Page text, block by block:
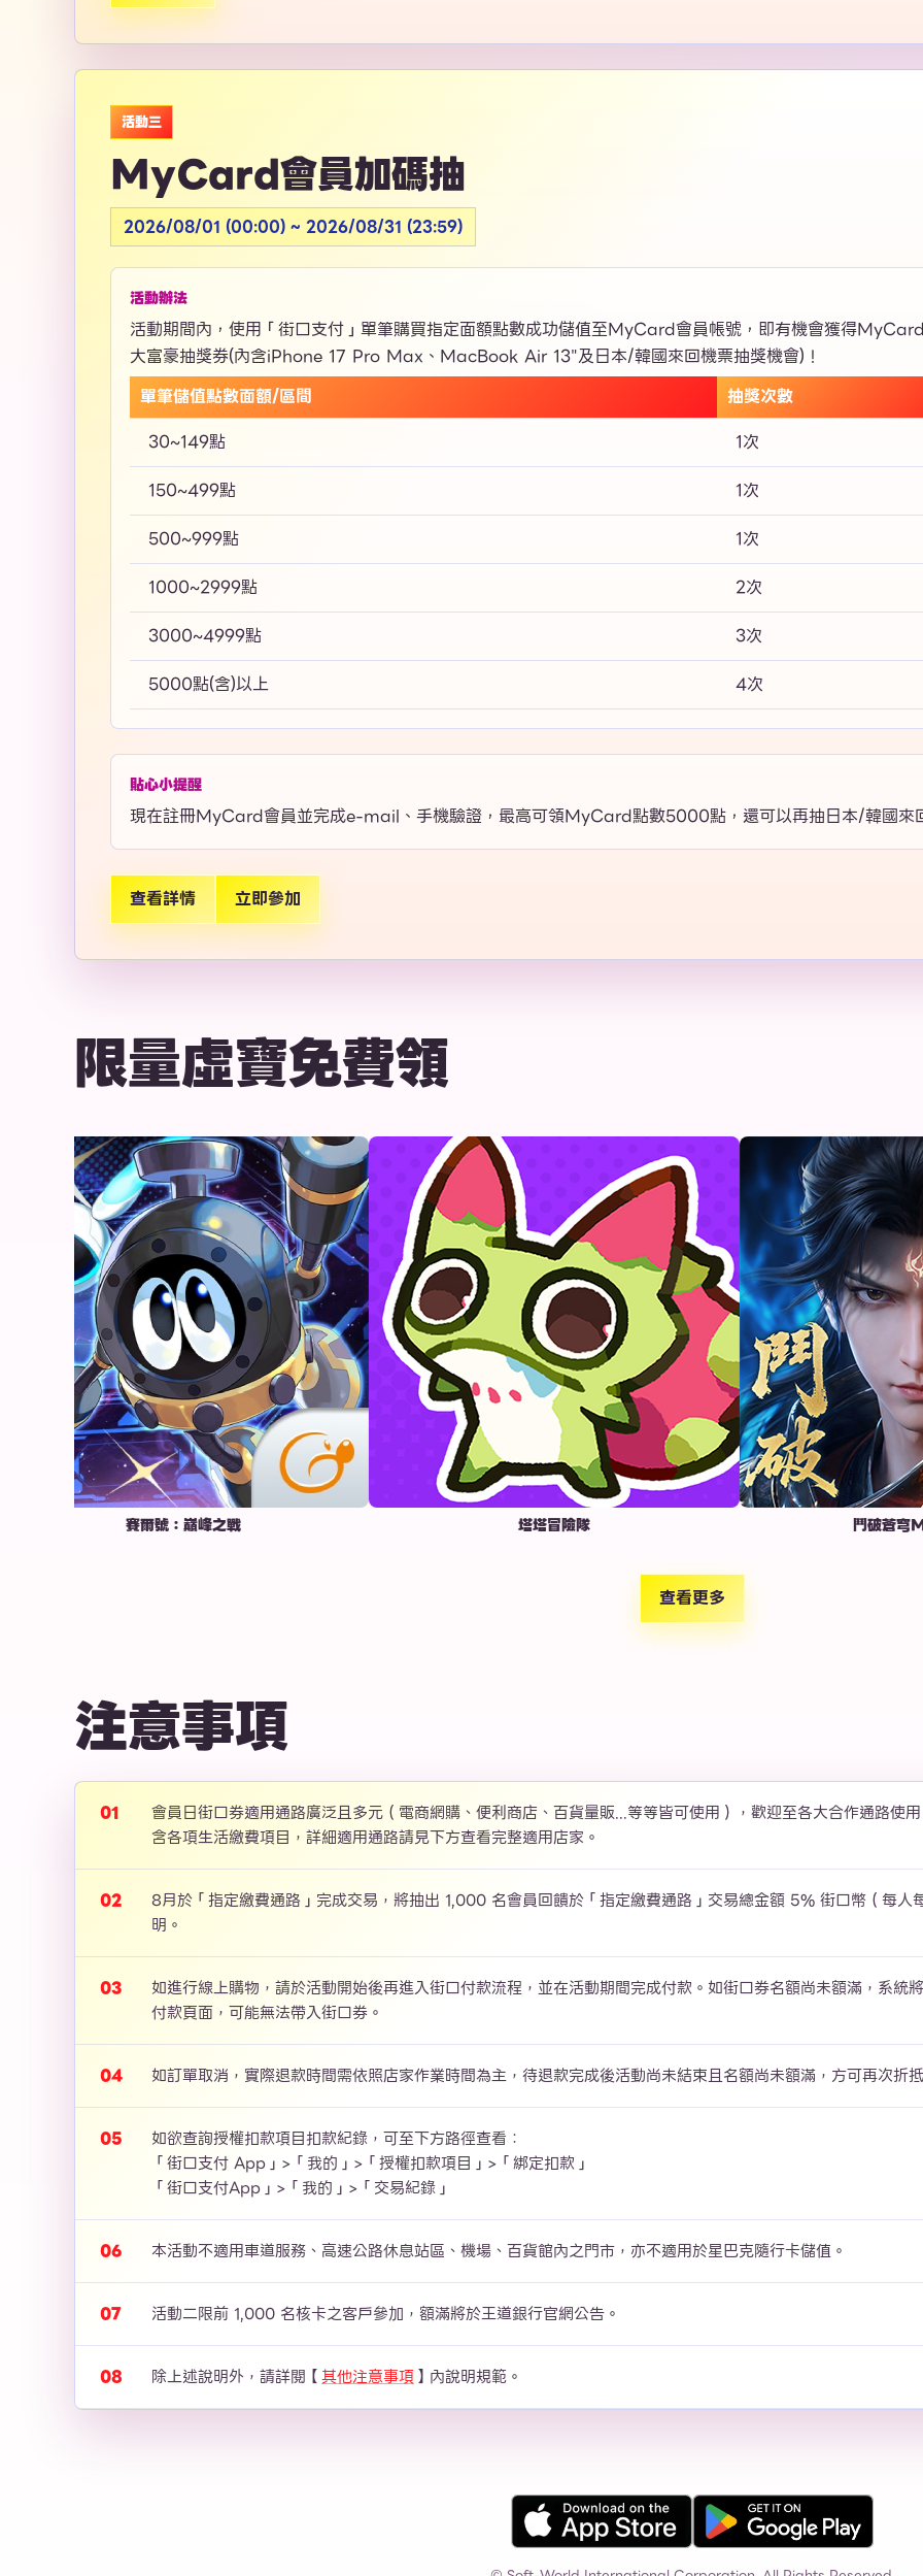
活動三
MyCard會員加碼抽
2026/08/01 (00:00) ~ 2026/08/31 (23:59)
活動辦法
活動期間內，使用「街口支付」單筆購買指定面額點數成功儲值至MyCard會員帳號，即有機會獲得
大富豪抽獎券(內含iPhone 17 Pro Max、MacBook Air 13"及日本/韓國來回機票抽獎機會)！
單筆儲值點數面額/區間
抽獎次數
30~149點
1次
150~499點
1次
500~999點
1次
1000~2999點
2次
3000~4999點
3次
5000點(含)以上
4次
貼心小提醒
現在註冊MyCard會員並完成e-mail、手機驗證 ，最高可領MyCard點數5000點 ，還可以再抽日本/韓國來
查看詳情 立即參加
限量虛寶免費領
賽爾號：巔峰之戰 塔塔冒險隊 鬥破蒼穹M：少
查看更多
注意事項
會員日街口券適用通路廣泛且多元（電商網購、便利商店、百貨量販...等等皆可使用），歡迎至各大合作通路使
含各項生活繳費項目，詳細適用通路請見下方查看完整適用店家。
8月於「指定繳費通路」完成交易，將抽出 1,000 名會員回饋於「指定繳費通路」交易總金額 5% 街口幣（每
明。
如進行線上購物，請於活動開始後再進入街口付款流程，並在活動期間完成付款。如街口券名額尚未額滿，系統
付款頁面，可能無法帶入街口券。
如訂單取消，實際退款時間需依照店家作業時間為主，待退款完成後活動尚未結束且名額尚未額滿，方可再次折
如欲查詢授權扣款項目扣款紀錄，可至下方路徑查看：
「街口支付 App」>「我的」>「授權扣款項目」>「綁定扣款」
「街口支付App」>「我的」>「交易紀錄」
本活動不適用車道服務、高速公路休息站區、機場、百貨館內之門市，亦不適用於星巴克隨行卡儲值。
活動二限前 1,000 名核卡之客戶參加，額滿將於王道銀行官網公告。
除上述說明外，請詳閱【其他注意事項】內說明規範。